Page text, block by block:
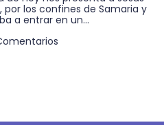
por los confines de Samaria y
a entrar en un...